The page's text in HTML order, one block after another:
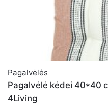
Pagalvėlės
Pagalvėlė kėdei 40*40
4Living